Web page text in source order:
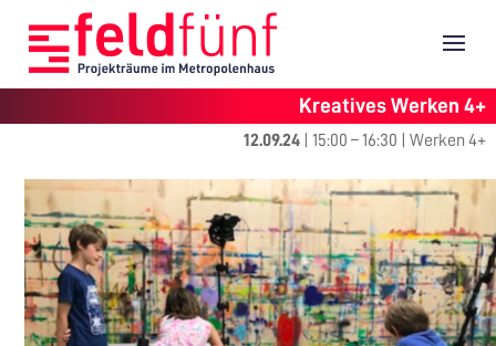
Kreatives Werken 4+
12.09.24 15:00 – 16:30 |Werken 4+